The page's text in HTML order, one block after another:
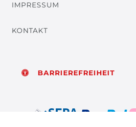
IMPRESSUM
KONTAKT
BARRIEREFREIHEIT